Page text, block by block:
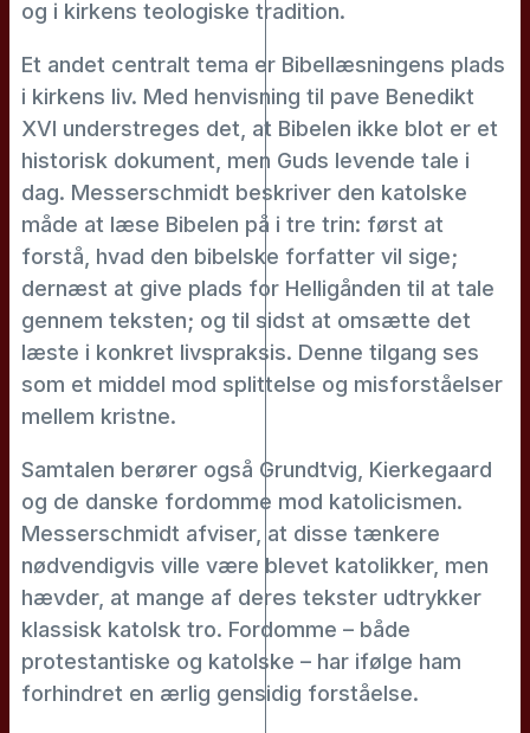
og i kirkens teologiske tradition.
Et andet centralt tema er Bibellæsningens plads
i kirkens liv. Med henvisning til pave Benedikt
XVI understreges det, at Bibelen ikke blot er et
historisk dokument, men Guds levende tale i
dag. Messerschmidt beskriver den katolske
måde at læse Bibelen på i tre trin: først at
forstå, hvad den bibelske forfatter vil sige;
dernæst at give plads for Helligånden til at tale
gennem teksten; og til sidst at omsætte det
læste i konkret livspraksis. Denne tilgang ses
som et middel mod splittelse og misforståelser
mellem kristne.
Samtalen berører også Grundtvig, Kierkegaard
og de danske fordomme mod katolicismen.
Messerschmidt afviser, at disse tænkere
nødvendigvis ville være blevet katolikker, men
hævder, at mange af deres tekster udtrykker
klassisk katolsk tro. Fordomme – både
protestantiske og katolske – har ifølge ham
forhindret en ærlig gensidig forståelse.